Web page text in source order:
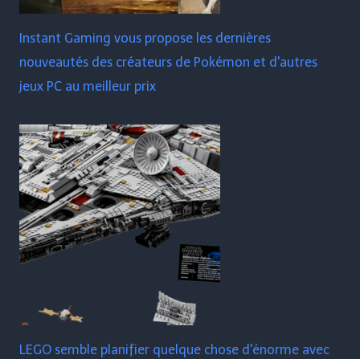
Instant Gaming vous propose les dernières
nouveautés des créateurs de Pokémon et d'autres
jeux PC au meilleur prix
LEGO semble planifier quelque chose d'énorme avec